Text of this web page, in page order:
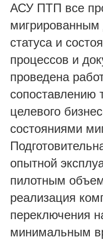
АСУ ПТП все
статуса и
процессов и
проведена
сопоставлению
целевого
состояниями
опытной
пилотным
реализация
переключения
минимальным